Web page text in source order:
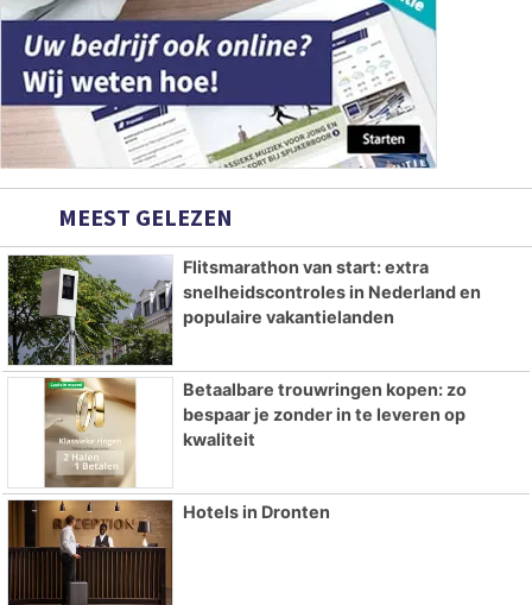
MEEST GELEZEN
Flitsmarathon van start: extra
snelheidscontroles in Nederland en
populaire vakantielanden
Betaalbare trouwringen kopen: zo
bespaar je zonder in te leveren op
kwaliteit
Hotels in Dronten